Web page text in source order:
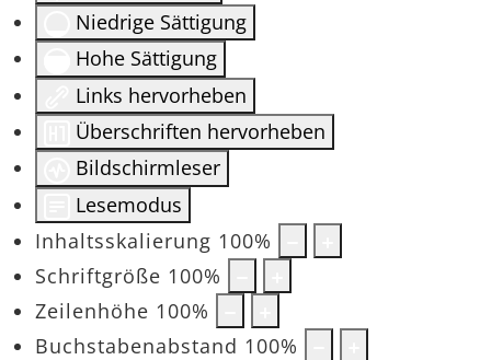
Niedrige Sättigung
Hohe Sättigung
Links hervorheben
Überschriften hervorheben
Bildschirmleser
Lesemodus
Inhaltsskalierung 100%
Schriftgröße 100%
Zeilenhöhe 100%
Buchstabenabstand 100%